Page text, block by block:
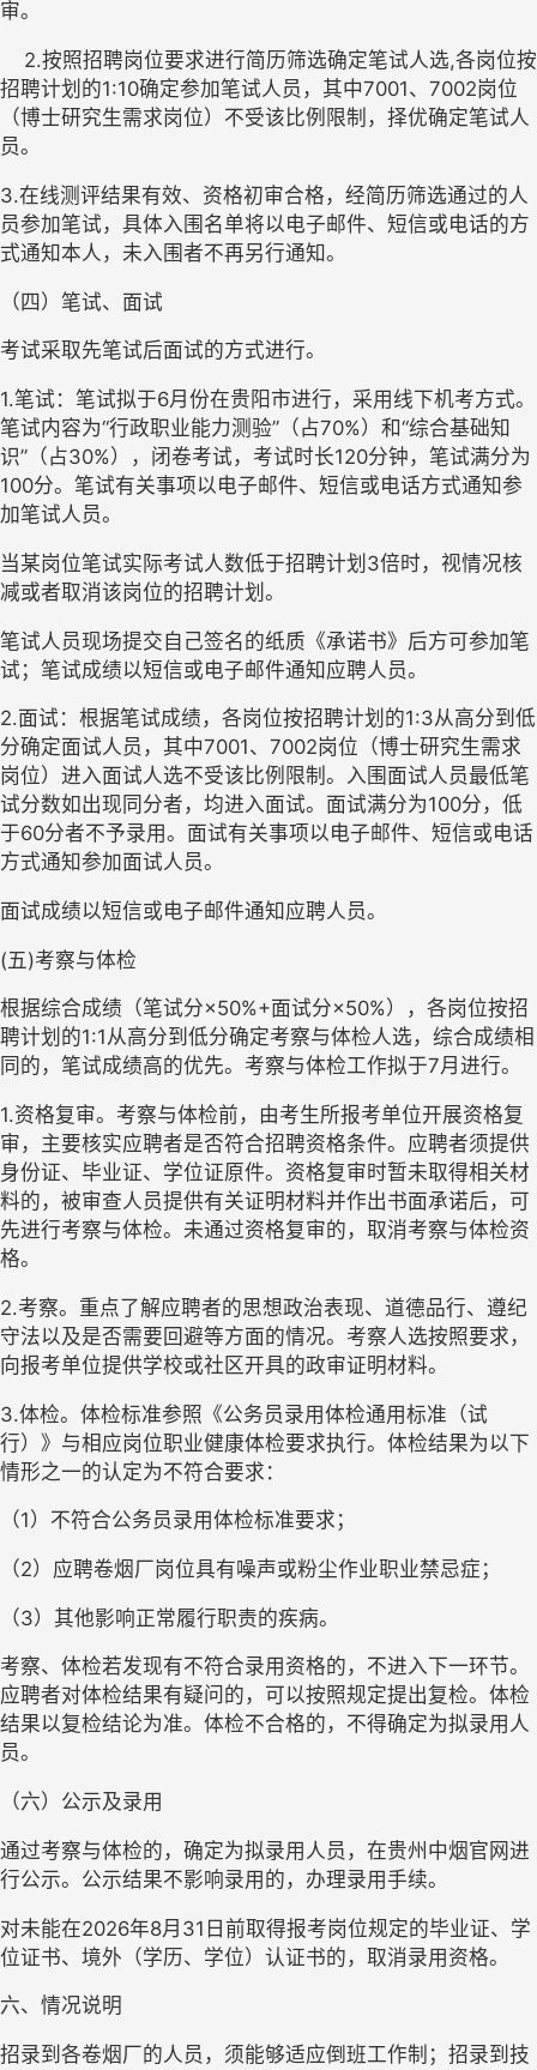
审。
2.按照招聘岗位要求进行简历筛选确定笔试人选,各岗位按
招聘计划的1:10确定参加笔试人员 ，其中7001、7002岗位
（博士研究生需求岗位） 不受该比例限制， 择优确定笔试人
员。
3.在线测评结果有效、资格初审合格，经简历筛选通过的人
员参加笔试，具体入围名单将以电子邮件、短信或电话的方
式通知本人，未入围者不再另行通知。
（四）笔试、面试
考试采取先笔试后面试的方式进行。
1.笔试：笔试拟于6月份在贵阳市进行，采用线下机考方式。
笔试内容为“行政职业能力测验”（占70%）和“综合基础知
识”（占30%），闭卷考试，考试时长120分钟，笔试满分为
100分。笔试有关事项以电子邮件、短信或电话方式通知参
加笔试人员。
当某岗位笔试实际考试人数低于招聘计划 3倍时，视情况核
减或者取消该岗位的招聘计划。
笔试人员现场提交自己签名的纸质《承诺书》后方可参加笔
试；笔试成绩以短信或电子邮件通知应聘人员。
2.面试：根据笔试成绩，各岗位按招聘计划的1:3从高分到低
分确定面试人员 ，其中7001、7002岗位（博士研究生需求
岗位） 进入面试人选不受该比例限制。 入围面试人员最低笔
试分数如出现同分者，均进入面试。面试满分为100分，低
于60分者不予录用。面试有关事项以电子邮件、短信或电话
方式通知参加面试人员。
面试成绩以短信或电子邮件通知应聘人员。
(五)考察与体检
根据综合成绩（笔试分×50%+面试分×50%），各岗位按招
聘计划的1:1从高分到低分确定考察与体检人选，综合成绩相
同的，笔试成绩高的优先。考察与体检工作拟于7月进行。
1.资格复审。考察与体检前，由考生所报考单位开展资格复
审，主要核实应聘者是否符合招聘资格条件。应聘者须提供
身份证、毕业证、学位证原件。资格复审时暂未取得相关材
料的，被审查人员提供有关证明材料并作出书面承诺后，可
先进行考察与体检。未通过资格复审的，取消考察与体检资
格。
2.考察。重点了解应聘者的思想政治表现、道德品行、遵纪
守法以及是否需要回避等方面的情况。考察人选按照要求，
向报考单位提供学校或社区开具的政审证明材料。
3.体检。 体检标准参照《公务员录用体检通用标准（试
行）》与相应岗位职业健康体检要求执行。体检结果为以下
情形之一的认定为不符合要求：
（1）不符合公务员录用体检标准要求；
（2） 应聘卷烟厂岗位具有噪声或粉尘作业职业禁忌症；
（3）其他影响正常履行职责的疾病。
考察、体检若发现有不符合录用资格的，不进入下一环节。
应聘者对体检结果有疑问的，可以按照规定提出复检。体检
结果以复检结论为准。体检不合格的，不得确定为拟录用人
员。
（六）公示及录用
通过考察与体检的，确定为拟录用人员，在贵州中烟官网进
行公示。公示结果不影响录用的，办理录用手续。
对未能在2026年8月31日前取得报考岗位规定的毕业证、学
位证书、境外（学历、学位）认证书的，取消录用资格。
六、 情况说明
招录到各卷烟厂的人员，须能够适应倒班工作制；招录到 技